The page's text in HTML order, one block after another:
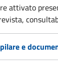
attivato
e